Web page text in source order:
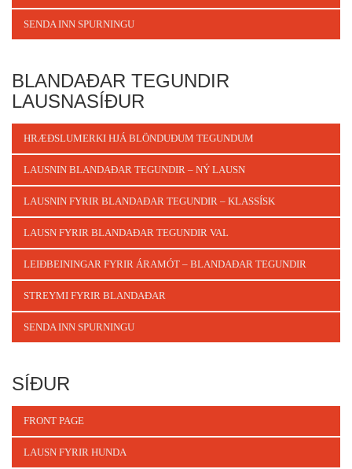
SENDA INN SPURNINGU
BLANDAÐAR TEGUNDIR
LAUSNASÍÐUR
HRÆÐSLUMERKI HJÁ BLÖNDUÐUM TEGUNDUM
LAUSNIN BLANDAÐAR TEGUNDIR – NÝ LAUSN
LAUSNIN FYRIR BLANDAÐAR TEGUNDIR – KLASSÍSK
LAUSN FYRIR BLANDAÐAR TEGUNDIR VAL
LEIÐBEININGAR FYRIR ÁRAMÓT – BLANDAÐAR TEGUNDIR
STREYMI FYRIR BLANDAÐAR
SENDA INN SPURNINGU
SÍÐUR
FRONT PAGE
LAUSN FYRIR HUNDA